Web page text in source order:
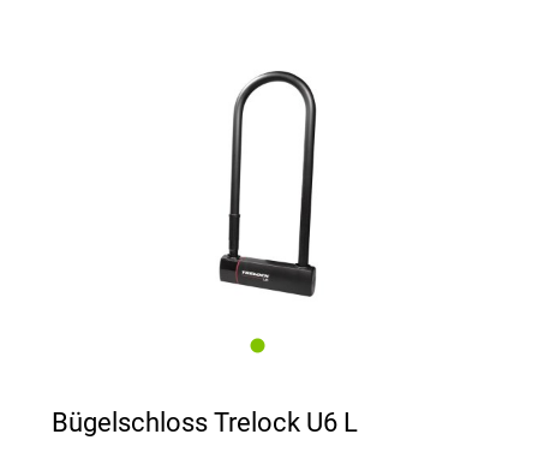
Bügelschloss Trelock U6 L